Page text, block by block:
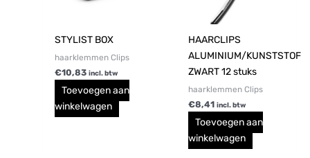
STYLIST BOX
haarklemmen Clips
€10,83 incl. btw
Toevoegen aan
winkelwagen
HAARCLIPS
ALUMINIUM/KUNSTSTOF
ZWART 12 stuks
haarklemmen Clips
€8,41 incl. btw
Toevoegen aan
winkelwagen